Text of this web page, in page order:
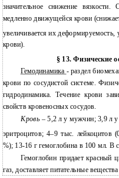
значительное снижение вязкости.
медленно движущейся крови
увеличивается их
крови).
§ 13. Физические
Гемодинамика - раздел
крови по сосудистой системе.
гидродинамика. Течение крови
свойств кровеносных сосудов.
Кровь – 5,2 л у мужчин; 3,9 л
эритроцитов; 4–9 тыс.
%); 13-16 г гемоглобина в 100 мл. В
Гемоглобин придает красный
газ, доставляет питательные